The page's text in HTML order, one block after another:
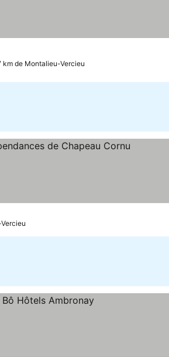
km de Montalieu-Vercieu